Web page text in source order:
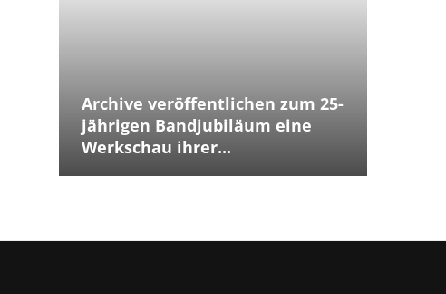
Archive veröffentlichen zum 25-
jährigen Bandjubiläum eine
Werkschau ihrer...